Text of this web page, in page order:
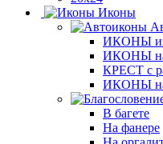
Иконы
ИКОНЫ
ИКОНЫ на
КРЕСТ с
ИКОНЫ
В багете
На фанере